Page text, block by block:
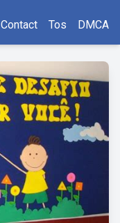
Contact Tos DMCA